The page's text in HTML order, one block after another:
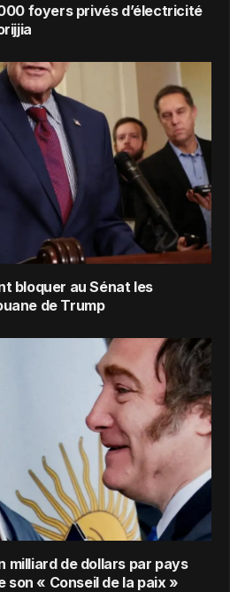
foyers privés d’électricité
bloquer au Sénat les
de Trump
milliard de dollars par pays
son « Conseil de la paix »